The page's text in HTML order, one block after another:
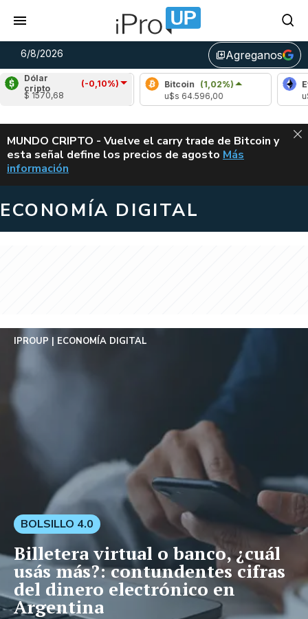
6/8/2026 library_addAgreganos
Dólar
cripto
(-0,10%)
$ 1570,68
Bitcoin
(1,02%)
u$s 64.596,00
Ethereum
u$s
ALERTA
MUNDO CRIPTO - Vuelve el carry trade de Bitcoin y
esta señal define los precios de agosto VUELVE EL
Más
información
ECONOMÍA DIGITAL
IPROUP ECONOMÍA DIGITAL
BOLSILLO 4.0
Billetera virtual o banco, ¿cuál
usás más?: contundentes cifras
del dinero electrónico en
Argentina